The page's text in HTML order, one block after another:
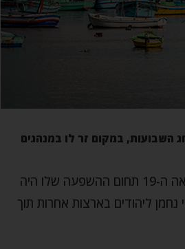
במקום זר לו במנהגים
בימינו משנתו של רבי נחמן כבר מפורסמת בכל העולם, אולם בתחילת המאה ה-19 תחום ההשפעה שלו היה
ליהודים בארצות אחרות תוך